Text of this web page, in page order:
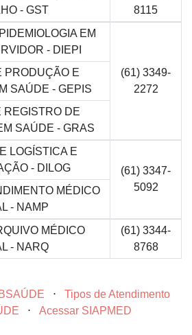
- GST
8115
EM
- DIEPI
(61) 3349-
2272
PRODUÇÃO E
SAÚDE - GEPIS
REGISTRO DE
SAÚDE - GRAS
LOGÍSTICA E
- DILOG
(61) 3347-
5092
MÉDICO
- NAMP
MÉDICO
- NARQ
(61) 3344-
8768
⋅
Tipos de Atendimento
⋅ Acessar SIAPMED